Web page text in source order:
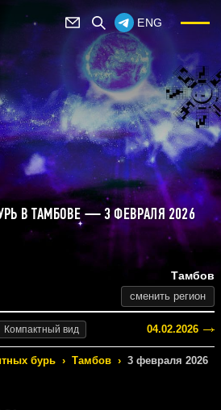
ENG
В ТАМБОВЕ — 3 ФЕВРАЛЯ 2026
Тамбов
сменить регион
Компактный вид 04.02.2026
бурь › Тамбов › 3 февраля 2026